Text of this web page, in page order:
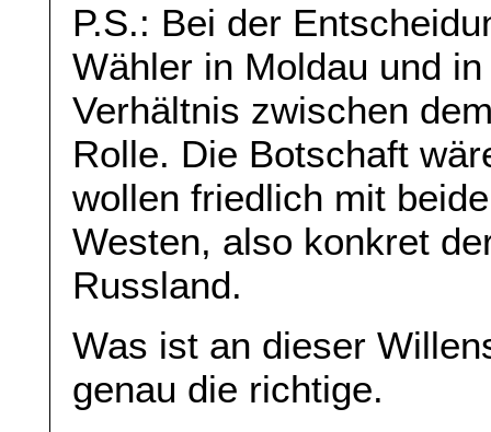
P.S.: Bei der
Wähler in Moldau und
Verhältnis zwischen
Rolle. Die Botschaft
wollen friedlich mit
Westen, also konkret
Russland.
Was ist an dieser
genau die richtige.